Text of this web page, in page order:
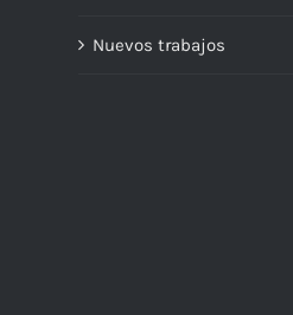
Nuevos trabajos